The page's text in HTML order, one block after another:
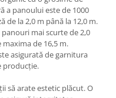
a panoului este de 1000
de la 2,0 m până la 12,0 m.
mai scurte de 2,0
maxima de 16,5 m.
asigurată de garnitura
producție.
să arate estetic plăcut. O